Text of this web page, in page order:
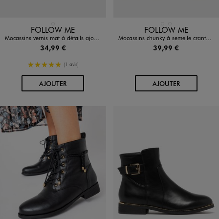
Disponible en 1 coloris
FOLLOW ME
Mocassins vernis mat à détails ajourés femme - Follow Me
34,99 €
5/5 de moyenne
(1 avis)
AJOUTERAU PANIER
Disponible en 2 coloris
FOLLOW ME
Mocassins chunky à semelle crantée et tige vernie femme - Follow Me
39,99 €
AJOUTERAU PANIER